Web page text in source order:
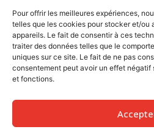
Pour offrir les meilleures expériences,
telles que les cookies pour stocker et/ou
appareils. Le fait de consentir à ces
traiter des données telles que le
uniques sur ce site. Le fait de ne pas
consentement peut avoir un effet
et fonctions.
Chef de file de l’industrie de
bâtiments au Québec.
40 ans d’expérience, de
professionnalisme au service